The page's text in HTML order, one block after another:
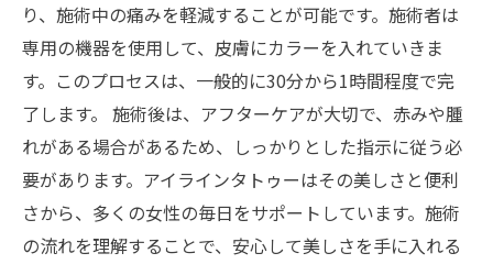
り、施術中の痛みを軽減することが可能です。施術者は
専用の機器を使用して、皮膚にカラーを入れていきま
す。このプロセスは、一般的に30分から1時間程度で完
了します。 施術後は、アフターケアが大切で、赤みや腫
れがある場合があるため、しっかりとした指示に従う必
要があります。アイラインタトゥーはその美しさと便利
さから、多くの女性の毎日をサポートしています。施術
の流れを理解することで、安心して美しさを手に入れる